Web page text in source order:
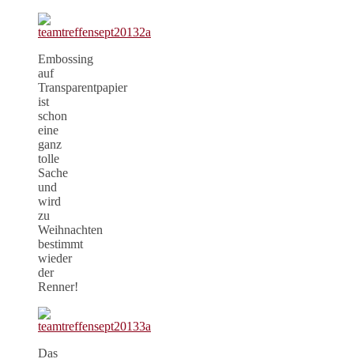
Embossing
auf
Transparentpapier
ist
schon
eine
ganz
tolle
Sache
und
wird
zu
Weihnachten
bestimmt
wieder
der
Renner!
Das